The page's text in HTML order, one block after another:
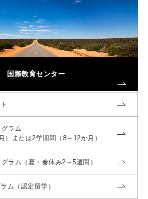
国際教育センター
ラム
）または2学期間（8～12か月）
ラム（夏・春休み2～5週間）
ム （認定留学）